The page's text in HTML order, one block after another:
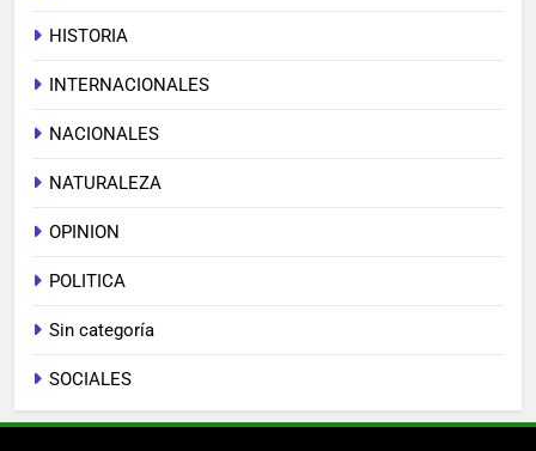
HISTORIA
INTERNACIONALES
NACIONALES
NATURALEZA
OPINION
POLITICA
Sin categoría
SOCIALES